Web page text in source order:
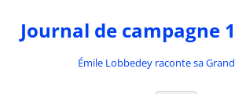
contenu
Journal de campagne
Émile Lobbedey raconte sa